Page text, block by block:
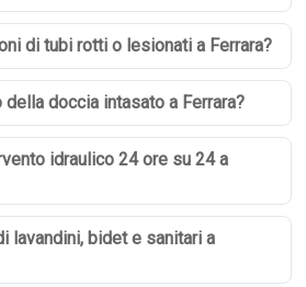
di tubi rotti o lesionati a Ferrara?
della doccia intasato a Ferrara?
idraulico 24 ore su 24 a
lavandini, bidet e sanitari a